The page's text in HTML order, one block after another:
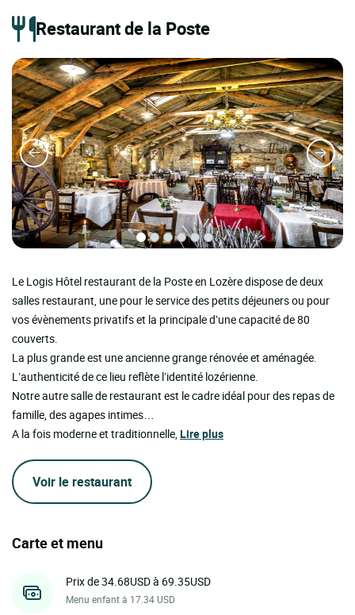
Restaurant de la Poste
Le Logis Hôtel restaurant de la Poste en Lozère dispose de deux
salles restaurant, une pour le service des petits déjeuners ou pour
vos évènements privatifs et la principale d’une capacité de 80
couverts.
La plus grande est une ancienne grange rénovée et aménagée.
L’authenticité de ce lieu reflète l’identité lozérienne.
Notre autre salle de restaurant est le cadre idéal pour des repas de
famille, des agapes intimes…
A la fois moderne et traditionnelle,Lire plus
Voir le restaurant
Carte et menu
Prix de 34.68USD à 69.35USD
Menu enfant à 17.34 USD